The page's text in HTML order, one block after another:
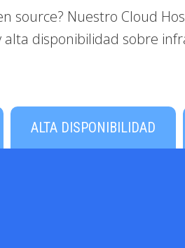
source? Nuestro Cloud
disponibilidad sobre
ALTA DISPONIBILIDAD